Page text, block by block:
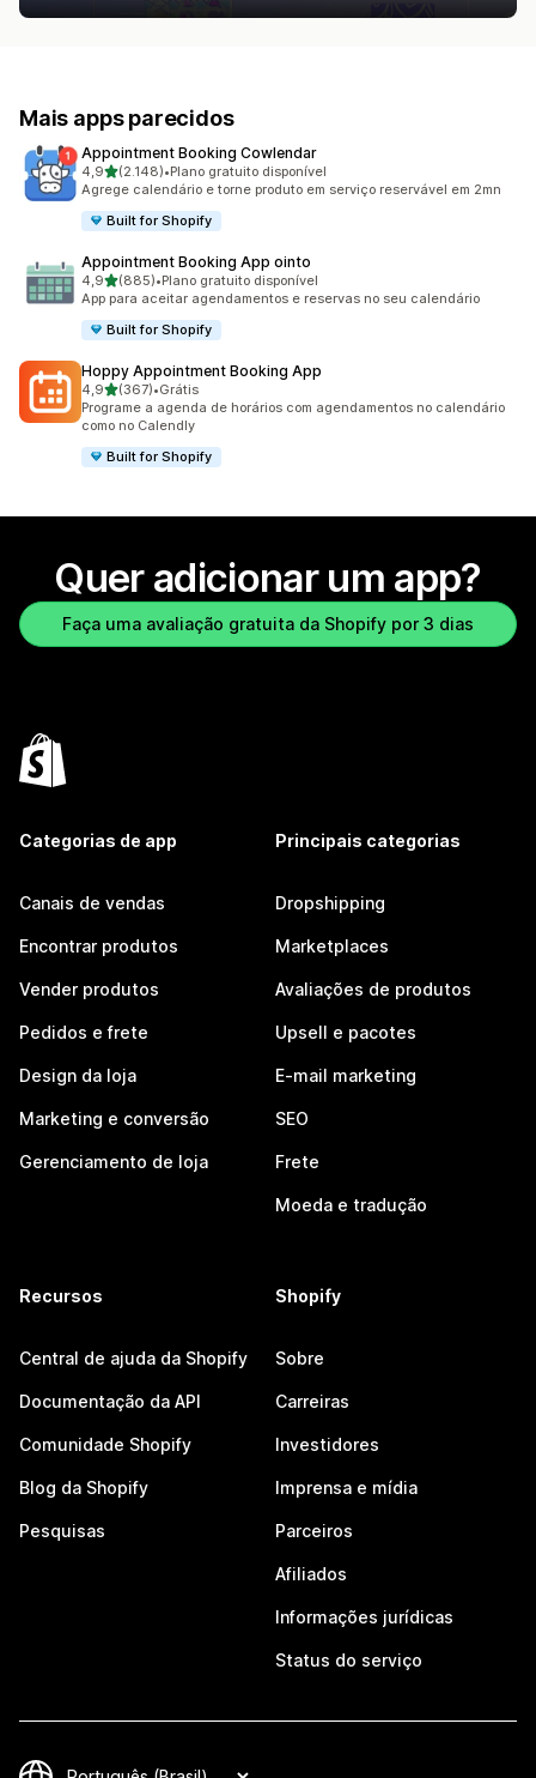
Mais apps parecidos
Appointment Booking Cowlendar
4,9de 5 estrelas
(2.148)
2148 avaliações ao todo
•Plano gratuito disponível
Agrege calendário e torne produto em serviço reservável em 2mn
Built for Shopify
Appointment Booking App ointo
4,9de 5 estrelas
(885)
885 avaliações ao todo
•Plano gratuito disponível
App para aceitar agendamentos e reservas no seu calendário
Built for Shopify
Hoppy Appointment Booking App
4,9de 5 estrelas
(367)
367 avaliações ao todo
•Grátis
Programe a agenda de horários com agendamentos no calendário
como no Calendly
Built for Shopify
Quer adicionar um app?
Faça uma avaliação gratuita da Shopify por 3 dias
Categorias de app
Canais de vendas
Encontrar produtos
Vender produtos
Pedidos e frete
Design da loja
Marketing e conversão
Gerenciamento de loja
Principais categorias
Dropshipping
Marketplaces
Avaliações de produtos
Upsell e pacotes
E-mail marketing
SEO
Frete
Moeda e tradução
Recursos
Central de ajuda da Shopify
Documentação da API
Comunidade Shopify
Blog da Shopify
Pesquisas
Shopify
Sobre
Carreiras
Investidores
Imprensa e mídia
Parceiros
Afiliados
Informações jurídicas
Status do serviço